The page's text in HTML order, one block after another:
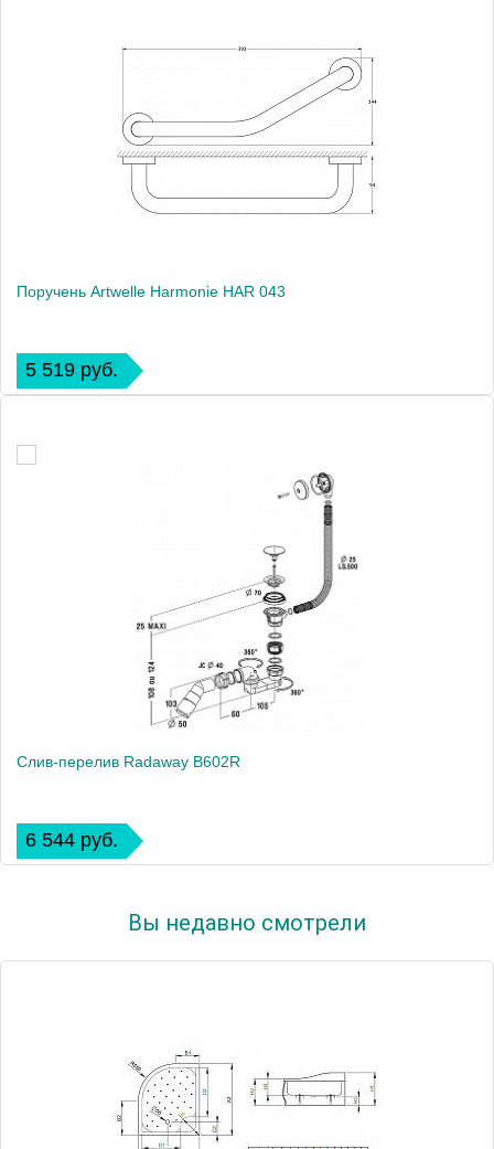
Поручень Artwelle Harmonie HAR 043
5 519 руб.
Слив-перелив Radaway B602R
6 544 руб.
Вы недавно смотрели